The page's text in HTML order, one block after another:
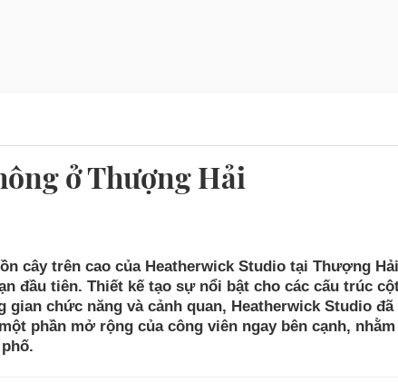
ở Thượng Hải
cây trên cao của Heatherwick Studio tại Thượng Hải
đầu tiên. Thiết kế tạo sự nổi bật cho các cấu trúc
gian chức năng và cảnh quan, Heatherwick Studio đã
phần mở rộng của công viên ngay bên cạnh, nhằm